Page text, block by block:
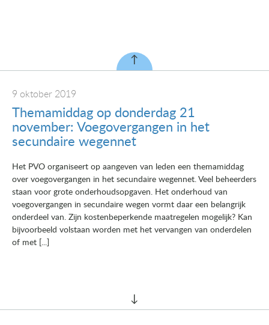
9 oktober 2019
Themamiddag op donderdag 21
november: Voegovergangen in het
secundaire wegennet
Het PVO organiseert op aangeven van leden een themamiddag
over voegovergangen in het secundaire wegennet. Veel beheerders
staan voor grote onderhoudsopgaven. Het onderhoud van
voegovergangen in secundaire wegen vormt daar een belangrijk
onderdeel van. Zijn kostenbeperkende maatregelen mogelijk? Kan
bijvoorbeeld volstaan worden met het vervangen van onderdelen
of met [...]